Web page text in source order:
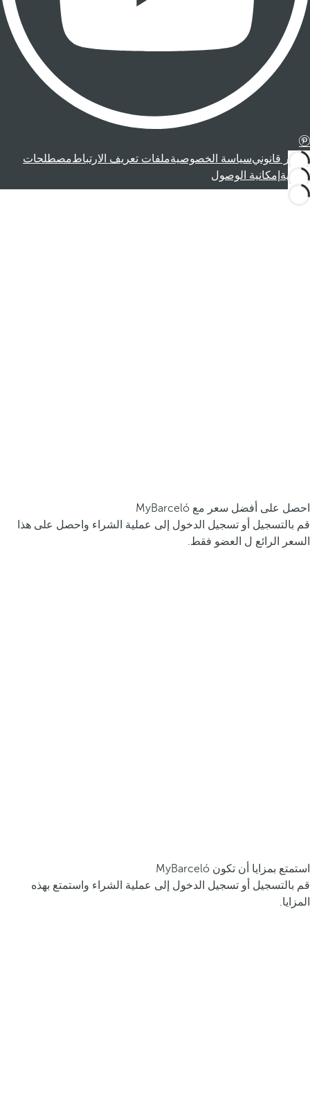
إشعار قانونيسياسة الخصوصيةملفات تعريف الارتباطمصطلحات
قانونية إمكانية الوصول
احصل على أفضل سعر مع MyBarceló
قم بالتسجيل أو تسجيل الدخول إلى عملية الشراء واحصل على هذا
السعر الرائع ل العضو فقط.
استمتع بمزايا أن تكون MyBarceló
قم بالتسجيل أو تسجيل الدخول إلى عملية الشراء واستمتع بهذه
المزايا.